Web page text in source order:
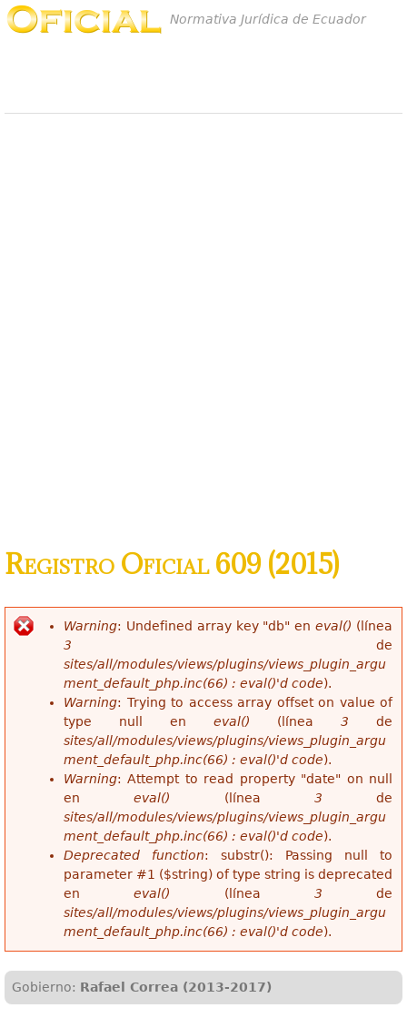
Normativa Jurídica de Ecuador
Registro Oficial 609 (2015)
Mensaje de error
Warning: Undefined array key "db" eneval() (línea
3 de
sites/all/modules/views/plugins/views_plugin_argu
ment_default_php.inc(66) : eval()'d code).
Warning: Trying to access array offset on value of
type null en eval() (línea 3 de
sites/all/modules/views/plugins/views_plugin_argu
ment_default_php.inc(66) : eval()'d code).
Warning: Attempt to read property "date" on null
eneval() (línea 3 de
sites/all/modules/views/plugins/views_plugin_argu
ment_default_php.inc(66) : eval()'d code).
Deprecated function: substr(): Passing null to
parameter #1 ($string) of type string is deprecated
eneval() (línea 3 de
sites/all/modules/views/plugins/views_plugin_argu
ment_default_php.inc(66) : eval()'d code).
Gobierno: Rafael Correa (2013-2017)